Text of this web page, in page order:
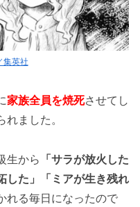
集英社
家族全員を焼死させてし
ました。
生から 「サラが放火した
した」「ミアが生き残れ
れる毎日になったので